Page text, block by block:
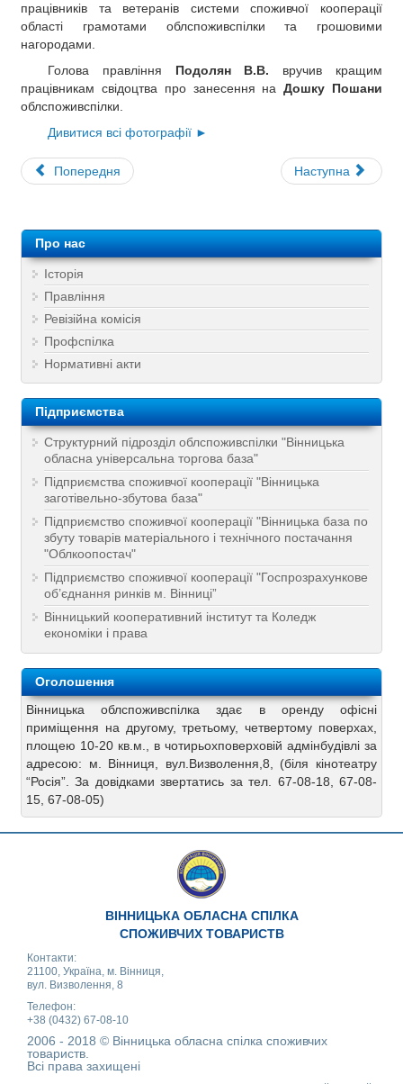
працівників та ветеранів системи споживчої кооперації
області грамотами облспоживспілки та грошовими
нагородами.
Голова правління Подолян В.В. вручив кращим
працівникам свідоцтва про занесення наДошку Пошани
облспоживспілки.
Дивитися всі фотографії ►
Попередня Наступна
Про нас
Історія
Правління
Ревізійна комісія
Профспілка
Нормативні акти
Підприємства
Структурний підрозділ облспоживспілки "Вінницька
обласна універсальна торгова база"
Підприємства споживчої кооперації "Вінницька
заготівельно-збутова база"
Підприємство споживчої кооперації "Вінницька база по
збуту товарів матеріального і технічного постачання
"Облкоопостач"
Підприємство споживчої кооперації "Госпрозрахункове
об’єднання ринків м. Вінниці”
Вінницький кооперативний інститут та Коледж
економіки і права
Оголошення
Вінницька облспоживспілка здає в оренду офісні
приміщення на другому, третьому, четвертому поверхах,
площею 10-20 кв.м., в чотирьохповерховій адмінбудівлі за
адресою: м. Вінниця, вул.Визволення,8, (біля кінотеатру
“Росія”. За довідками звертатись за тел. 67-08-18, 67-08-
15, 67-08-05)
ВІННИЦЬКА ОБЛАСНА СПІЛКА
СПОЖИВЧИХ ТОВАРИСТВ
Контакти:
21100, Україна, м. Вінниця,
вул. Визволення, 8
Телефон:
+38 (0432) 67-08-10
2006 - 2018 © Вінницька обласна спілка споживчих
товариств.
Всі права захищені